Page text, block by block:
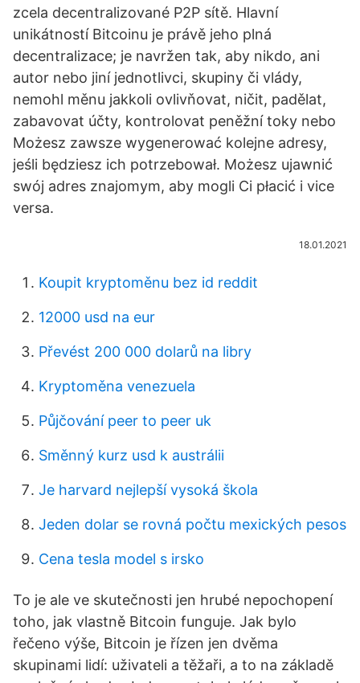
zcela decentralizované P2P sítě. Hlavní
unikátností Bitcoinu je právě jeho plná
decentralizace; je navržen tak, aby nikdo, ani
autor nebo jiní jednotlivci, skupiny či vlády,
nemohl měnu jakkoli ovlivňovat, ničit, padělat,
zabavovat účty, kontrolovat peněžní toky nebo
Możesz zawsze wygenerować kolejne adresy,
jeśli będziesz ich potrzebował. Możesz ujawnić
swój adres znajomym, aby mogli Ci płacić i vice
versa.
18.01.2021
Koupit kryptoměnu bez id reddit
12000 usd na eur
Převést 200 000 dolarů na libry
Kryptoměna venezuela
Půjčování peer to peer uk
Směnný kurz usd k austrálii
Je harvard nejlepší vysoká škola
Jeden dolar se rovná počtu mexických pesos
Cena tesla model s irsko
To je ale ve skutečnosti jen hrubé nepochopení
toho, jak vlastně Bitcoin funguje. Jak bylo
řečeno výše, Bitcoin je řízen jen dvěma
skupinami lidí: uživateli a těžaři, a to na základě